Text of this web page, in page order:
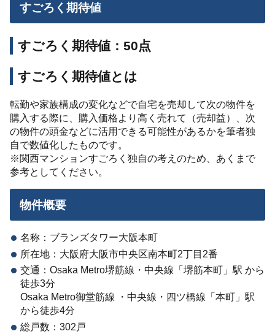
すごろく期待値
すごろく期待値：50点
すごろく期待値とは
転勤や家族構成の変化などで自宅を売却して次の物件を
購入する際に、購入価格より高く売れて（売却益）、次
の物件の頭金などに活用できる可能性があるかを筆者独
自で数値化したものです。
※関西マンションすごろく独自の考えのため、あくまで
参考としてください。
物件概要
名称：ブランズタワー大阪本町
所在地：大阪府大阪市中央区南本町2丁目2番
交通：Osaka Metro堺筋線・中央線「堺筋本町」駅 から
徒歩3分
Osaka Metro御堂筋線 ・中央線・四ツ橋線「本町」駅
から徒歩4分
総戸数：302戸